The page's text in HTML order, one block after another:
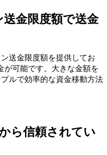
金限度額で送金
送金限度額を提供してお
が可能です。大きな金額を
ルで効率的な資金移動方法
ら信頼されてい